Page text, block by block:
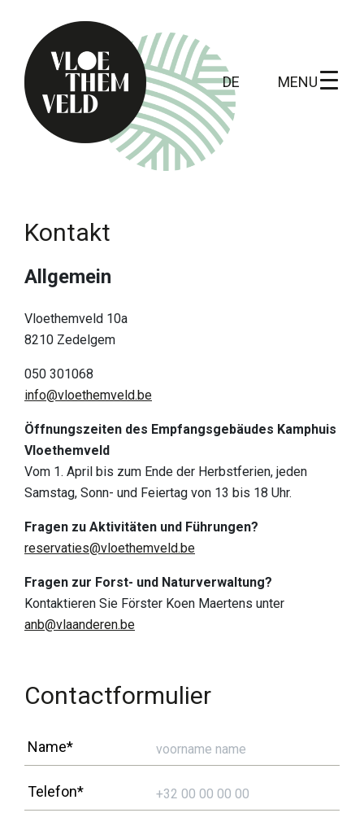
DE MENU
Zu erledigen
Führungen
Routen
Kunst in Vloethemveld
entdecken
Kulturhistorische Landschaft
Eine faszinierende Geschichte
Buch Verborgene Perle
Praktische info
Empfangstore
Übernachten
Erreichbarkeit
Kontakt
Allgemein
Vloethemveld 10a
8210 Zedelgem
050 301068
info@vloethemveld.be
Öffnungszeiten des Empfangsgebäudes Kamphuis
Vloethemveld
Vom 1. April bis zum Ende der Herbstferien, jeden
Samstag, Sonn- und Feiertag von 13 bis 18 Uhr.
Fragen zu Aktivitäten und Führungen?
reservaties@vloethemveld.be
Fragen zur Forst- und Naturverwaltung?
Kontaktieren Sie Förster Koen Maertens unter
anb@vlaanderen.be
Contactformulier
Name*
Telefon*